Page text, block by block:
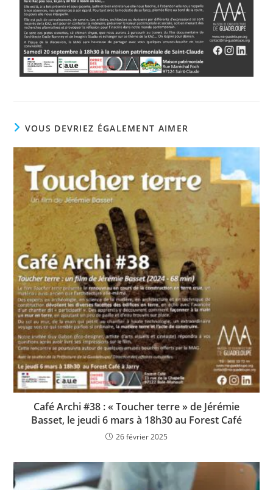
VOUS DEVRIEZ ÉGALEMENT AIMER
Café Archi #38 : « Toucher terre » de Jérémie
Basset, le jeudi 6 mars à 18h30 au Forest Café
26 février 2025